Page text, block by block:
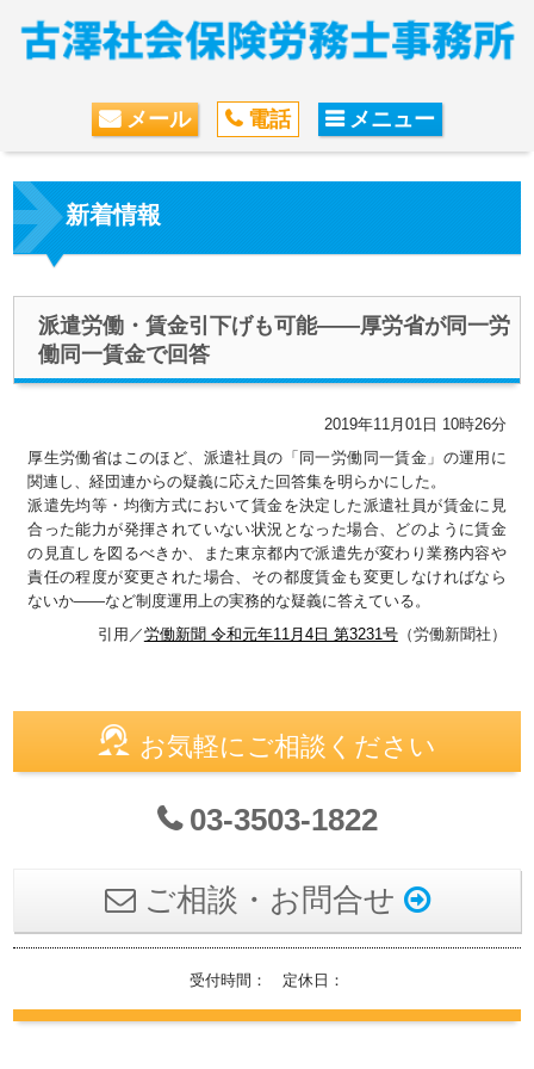
メール 電話 メニュー
新着情報
派遣労働・賃金引下げも可能――厚労省が同一労
働同一賃金で回答
2019年11月01日 10時26分
厚生労働省はこのほど、派遣社員の「同一労働同一賃金」の運用に
関連し、経団連からの疑義に応えた回答集を明らかにした。
派遣先均等・均衡方式において賃金を決定した派遣社員が賃金に見
合った能力が発揮されていない状況となった場合、どのように賃金
の見直しを図るべきか、また東京都内で派遣先が変わり業務内容や
責任の程度が変更された場合、その都度賃金も変更しなければなら
ないか――など制度運用上の実務的な疑義に答えている。
引用／労働新聞 令和元年11月4日 第3231号（労働新聞社）
お気軽にご相談ください
03-3503-1822
ご相談・お問合せ
受付時間： 定休日：